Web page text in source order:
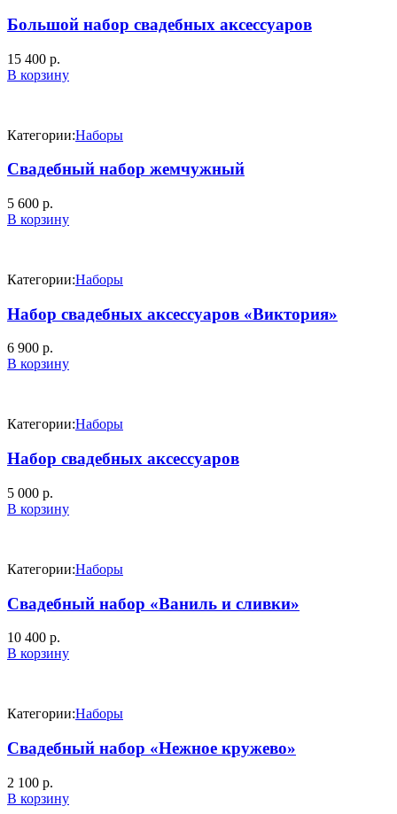
Большой набор свадебных аксессуаров
15 400 р.
В корзину
Категории:Наборы
Свадебный набор жемчужный
5 600 р.
В корзину
Категории:Наборы
Набор свадебных аксессуаров «Виктория»
6 900 р.
В корзину
Категории:Наборы
Набор свадебных аксессуаров
5 000 р.
В корзину
Категории:Наборы
Свадебный набор «Ваниль и сливки»
10 400 р.
В корзину
Категории:Наборы
Свадебный набор «Нежное кружево»
2 100 р.
В корзину